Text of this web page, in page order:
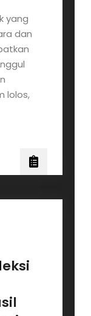
yang
dan
lolos,